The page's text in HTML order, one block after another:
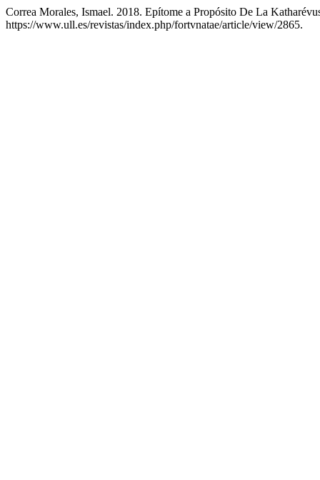
Correa Morales, Ismael. 2018. Epítome a Propósito De La
https://www.ull.es/revistas/index.php/fortvnatae/article/view/2865.